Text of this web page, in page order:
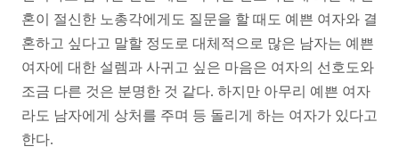
혼이 절신한 노총각에게도 질문을 할 때도 예쁜 여자와 결
혼하고 싶다고 말할 정도로 대체적으로 많은 남자는 예쁜
여자에 대한 설렘과 사귀고 싶은 마음은 여자의 선호도와
조금 다른 것은 분명한 것 같다. 하지만 아무리 예쁜 여자
라도 남자에게 상처를 주며 등 돌리게 하는 여자가 있다고
한다.